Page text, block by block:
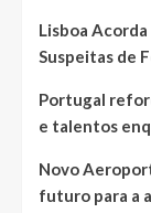
Lisboa
Suspeitas de
Portugal
e talentos
Novo
futuro para a